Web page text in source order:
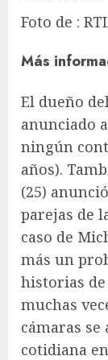
Foto de :
Más
El dueño
anunciado
ningún
años).
(25)
parejas de
caso de
más un
historias
muchas
cámaras se
cotidiana